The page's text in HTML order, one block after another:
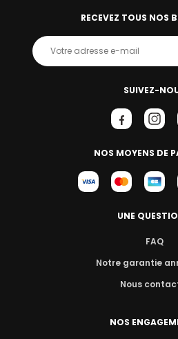
SUIVEZ-
NOS MOYENS DE
RECEVEZ TOUS NOS
UNE
FAQ
Notre garantie
Nous
NOS